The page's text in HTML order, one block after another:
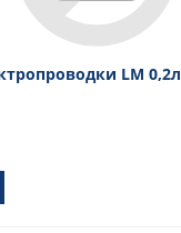
LM 0,2л